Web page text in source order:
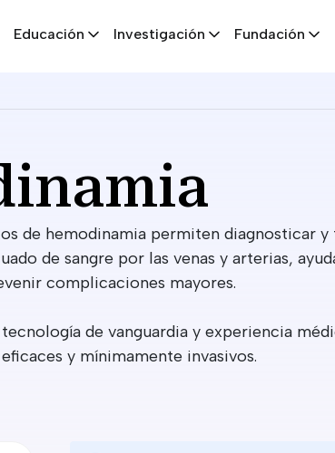
Educación Investigación Fundación
de hemodinamia permiten diagnosticar
de sangre por las venas y arterias,
complicaciones mayores.
de vanguardia y experiencia
y mínimamente invasivos.